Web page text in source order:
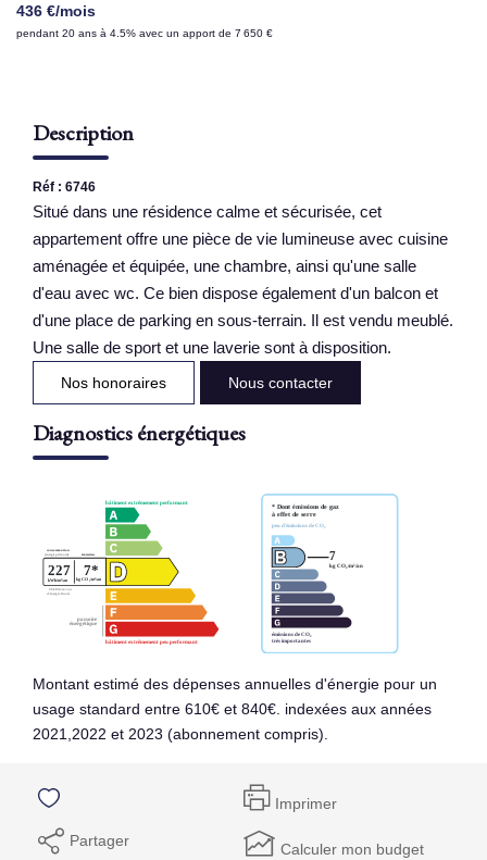
Nos Témoignages
436 €/mois
pendant 20 ans à 4.5% avec un apport de 7 650 €
Description
Réf : 6746
Situé dans une résidence calme et sécurisée, cet
appartement offre une pièce de vie lumineuse avec cuisine
aménagée et équipée, une chambre, ainsi qu'une salle
d'eau avec wc. Ce bien dispose également d'un balcon et
d'une place de parking en sous-terrain. Il est vendu meublé.
Une salle de sport et une laverie sont à disposition.
Nos honoraires Nous contacter
Diagnostics énergétiques
Montant estimé des dépenses annuelles d'énergie pour un
usage standard entre 610€ et 840€. indexées aux années
2021,2022 et 2023 (abonnement compris).
Imprimer
Partager Calculer mon budget